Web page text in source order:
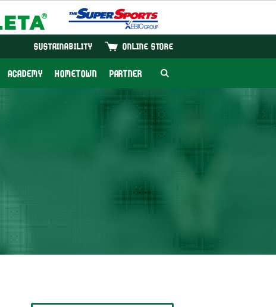
ONLINE STORE
SUSTAINABILITY
ACADEMY HOMETOWN PARTNER